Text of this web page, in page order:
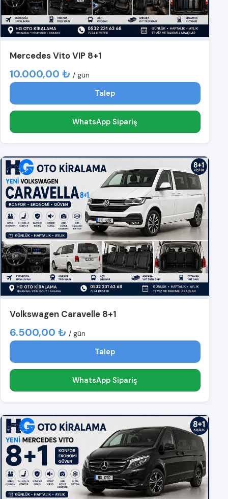
Mercedes Vito VIP 8+1
10.000,00 ₺ / gün
Talep
WhatsApp Sipariş
Volkswagen Caravelle 8+1
6.500,00 ₺ / gün
Talep
WhatsApp Sipariş